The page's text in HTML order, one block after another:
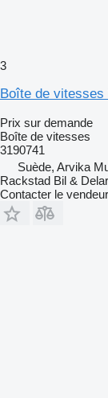
3
Boîte de vitesses
Prix sur demande
Boîte de vitesses
3190741
Suède, Arvika
Rackstad Bil &
Contacter le vendeur